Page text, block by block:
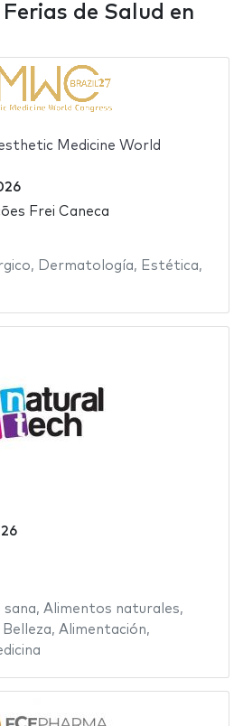
de Salud en
Medicine World
Frei Caneca
, Dermatología, Estética,
sana, Alimentos naturales,
Belleza, Alimentación,